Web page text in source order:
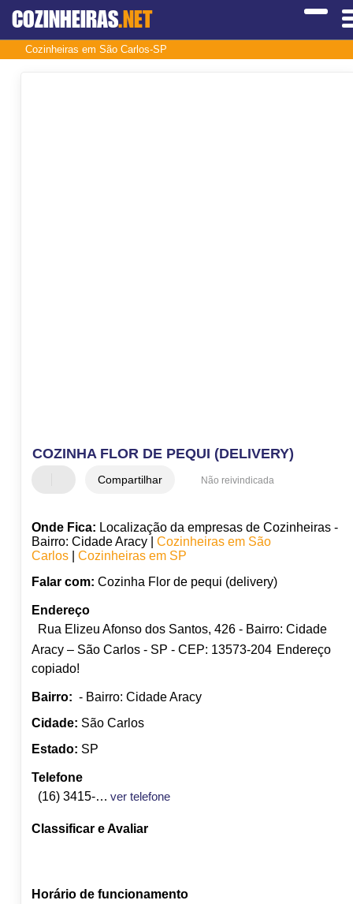
COZINHEIRAS.NET
Cozinheiras em São Carlos-SP
COZINHA FLOR DE PEQUI (DELIVERY)
Compartilhar Não reivindicada
Onde Fica: Localização da empresas de Cozinheiras -
Bairro: Cidade Aracy | Cozinheiras em São
Carlos| Cozinheiras em SP
Falar com: Cozinha Flor de pequi (delivery)
Endereço
Rua Elizeu Afonso dos Santos, 426 - Bairro: Cidade
Aracy – São Carlos - SP - CEP: 13573-204 Endereço
copiado!
Bairro: - Bairro: Cidade Aracy
Cidade: São Carlos
Estado: SP
Telefone
(16) 3415-4458
ver telefone
Classificar e Avaliar
Horário de funcionamento